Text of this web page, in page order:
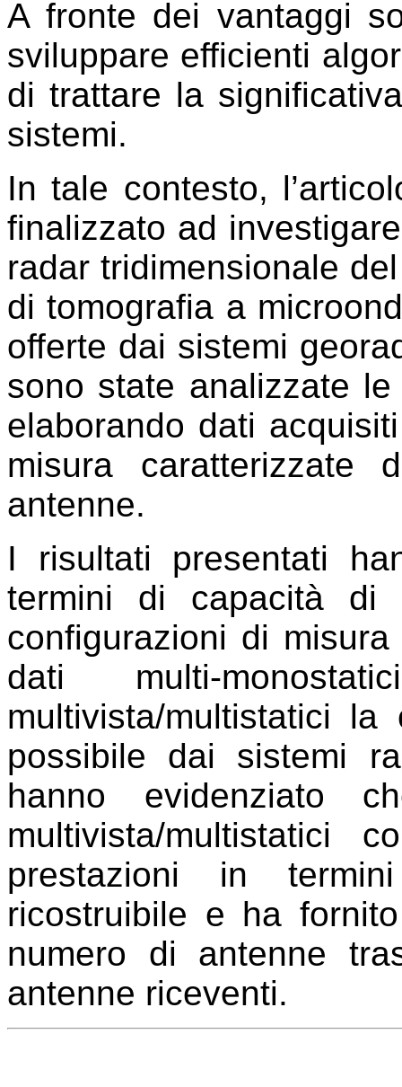
A fronte dei vantaggi
sviluppare efficienti
di trattare la
sistemi.
In tale contesto,
finalizzato ad
radar tridimensionale
di tomografia a
offerte dai sistemi
sono state analizzate
elaborando dati
misura caratterizzate
antenne.
I risultati presentati
termini di capacità di
configurazioni di
dati multi-
multivista/multistatici
possibile dai sistemi
hanno evidenziato
multivista/multistatici
prestazioni in
ricostruibile e ha
numero di antenne
antenne riceventi.